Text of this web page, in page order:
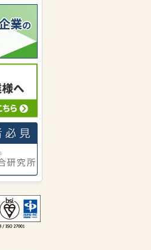
リンク株
場）にキ